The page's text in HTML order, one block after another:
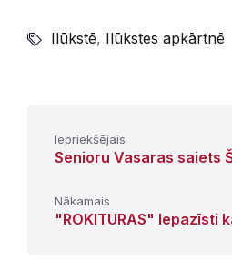
Ilūkstē, Ilūkstes apkārtnē
Iepriekšējais
Senioru Vasaras saiets
Nākamais
"ROKITURAS" Iepazīsti